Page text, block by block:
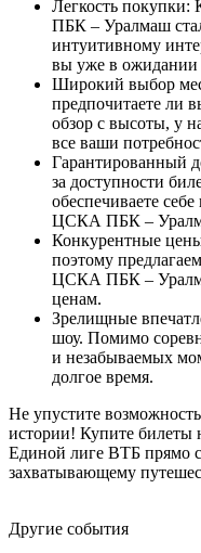
Легкость покупки:
ПБК – Уралмаш
интуитивному
вы уже в ожидании
Широкий выбор
предпочитаете ли
обзор с высоты, у
все ваши
Гарантированный
за доступности
обеспечиваете
ЦСКА ПБК –
Конкурентные
поэтому
ЦСКА ПБК –
ценам.
Зрелищные
шоу. Помимо
и незабываемых
долгое время.
Не упустите
истории! Купите
Единой лиге ВТБ прямо
захватывающему
Другие события